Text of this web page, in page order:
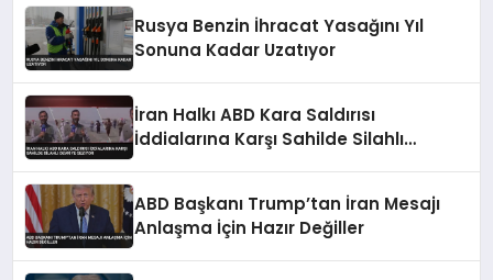
Rusya Benzin İhracat Yasağını Yıl
Sonuna Kadar Uzatıyor
İran Halkı ABD Kara Saldırısı
İddialarına Karşı Sahilde Silahlı
ABD Başkanı Trump’tan İran Mesajı
Anlaşma İçin Hazır Değiller